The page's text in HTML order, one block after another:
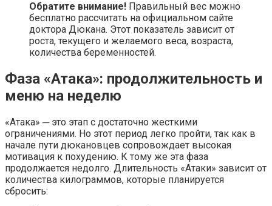
Обратите внимание! Правильный вес можно
бесплатно рассчитать на официальном сайте
доктора Дюкана. Этот показатель зависит от
роста, текущего и желаемого веса, возраста,
количества беременностей.
Фаза «Атака»: продолжительность и
меню на неделю
«Атака» ─ это этап с достаточно жесткими
ограничениями. Но этот период легко пройти, так как в
начале пути дюкановцев сопровождает высокая
мотивация к похудению. К тому же эта фаза
продолжается недолго. Длительность «Атаки» зависит от
количества килограммов, которые планируется
сбросить: